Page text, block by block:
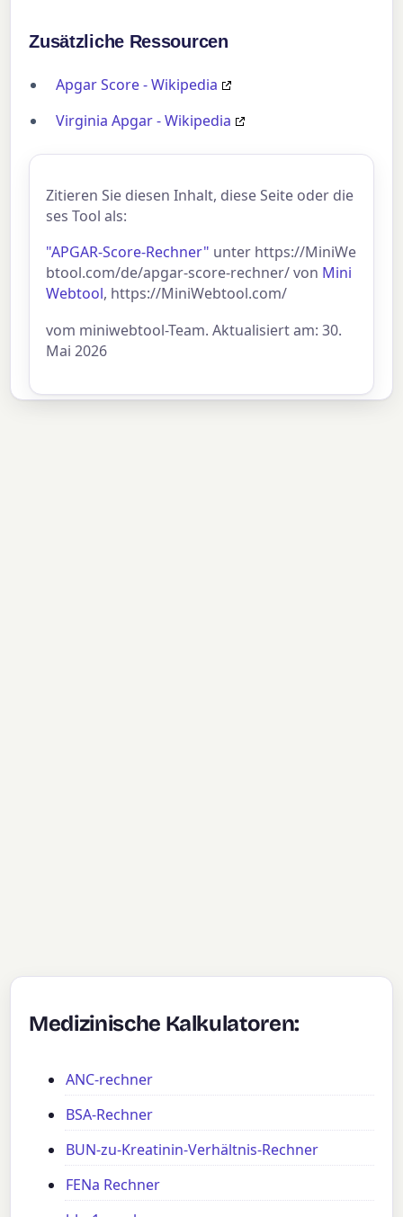
Zusätzliche Ressourcen
Apgar Score - Wikipedia
Virginia Apgar - Wikipedia
Zitieren Sie diesen Inhalt, diese Seite oder die
ses Tool als:
"APGAR-Score-Rechner" unter https://MiniWe
btool.com/de/apgar-score-rechner/ von Mini
Webtool, https://MiniWebtool.com/
vom miniwebtool-Team. Aktualisiert am: 30.
Mai 2026
Medizinische Kalkulatoren:
ANC-rechner
BSA-Rechner
BUN-zu-Kreatinin-Verhältnis-Rechner
FENa Rechner